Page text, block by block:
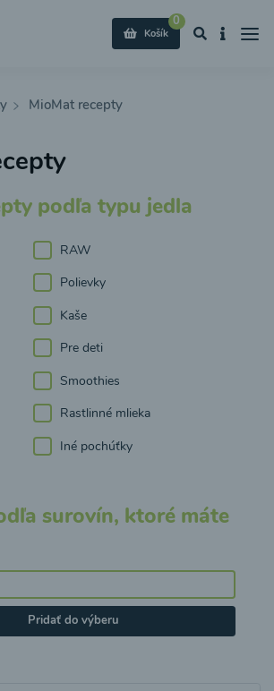
0
Košík
MioMat recepty
podľa typu jedla
RAW
Polievky
Kaše
Pre deti
Smoothies
Rastlinné mlieka
Iné pochúťky
surovín, ktoré máte
Pridať do výberu